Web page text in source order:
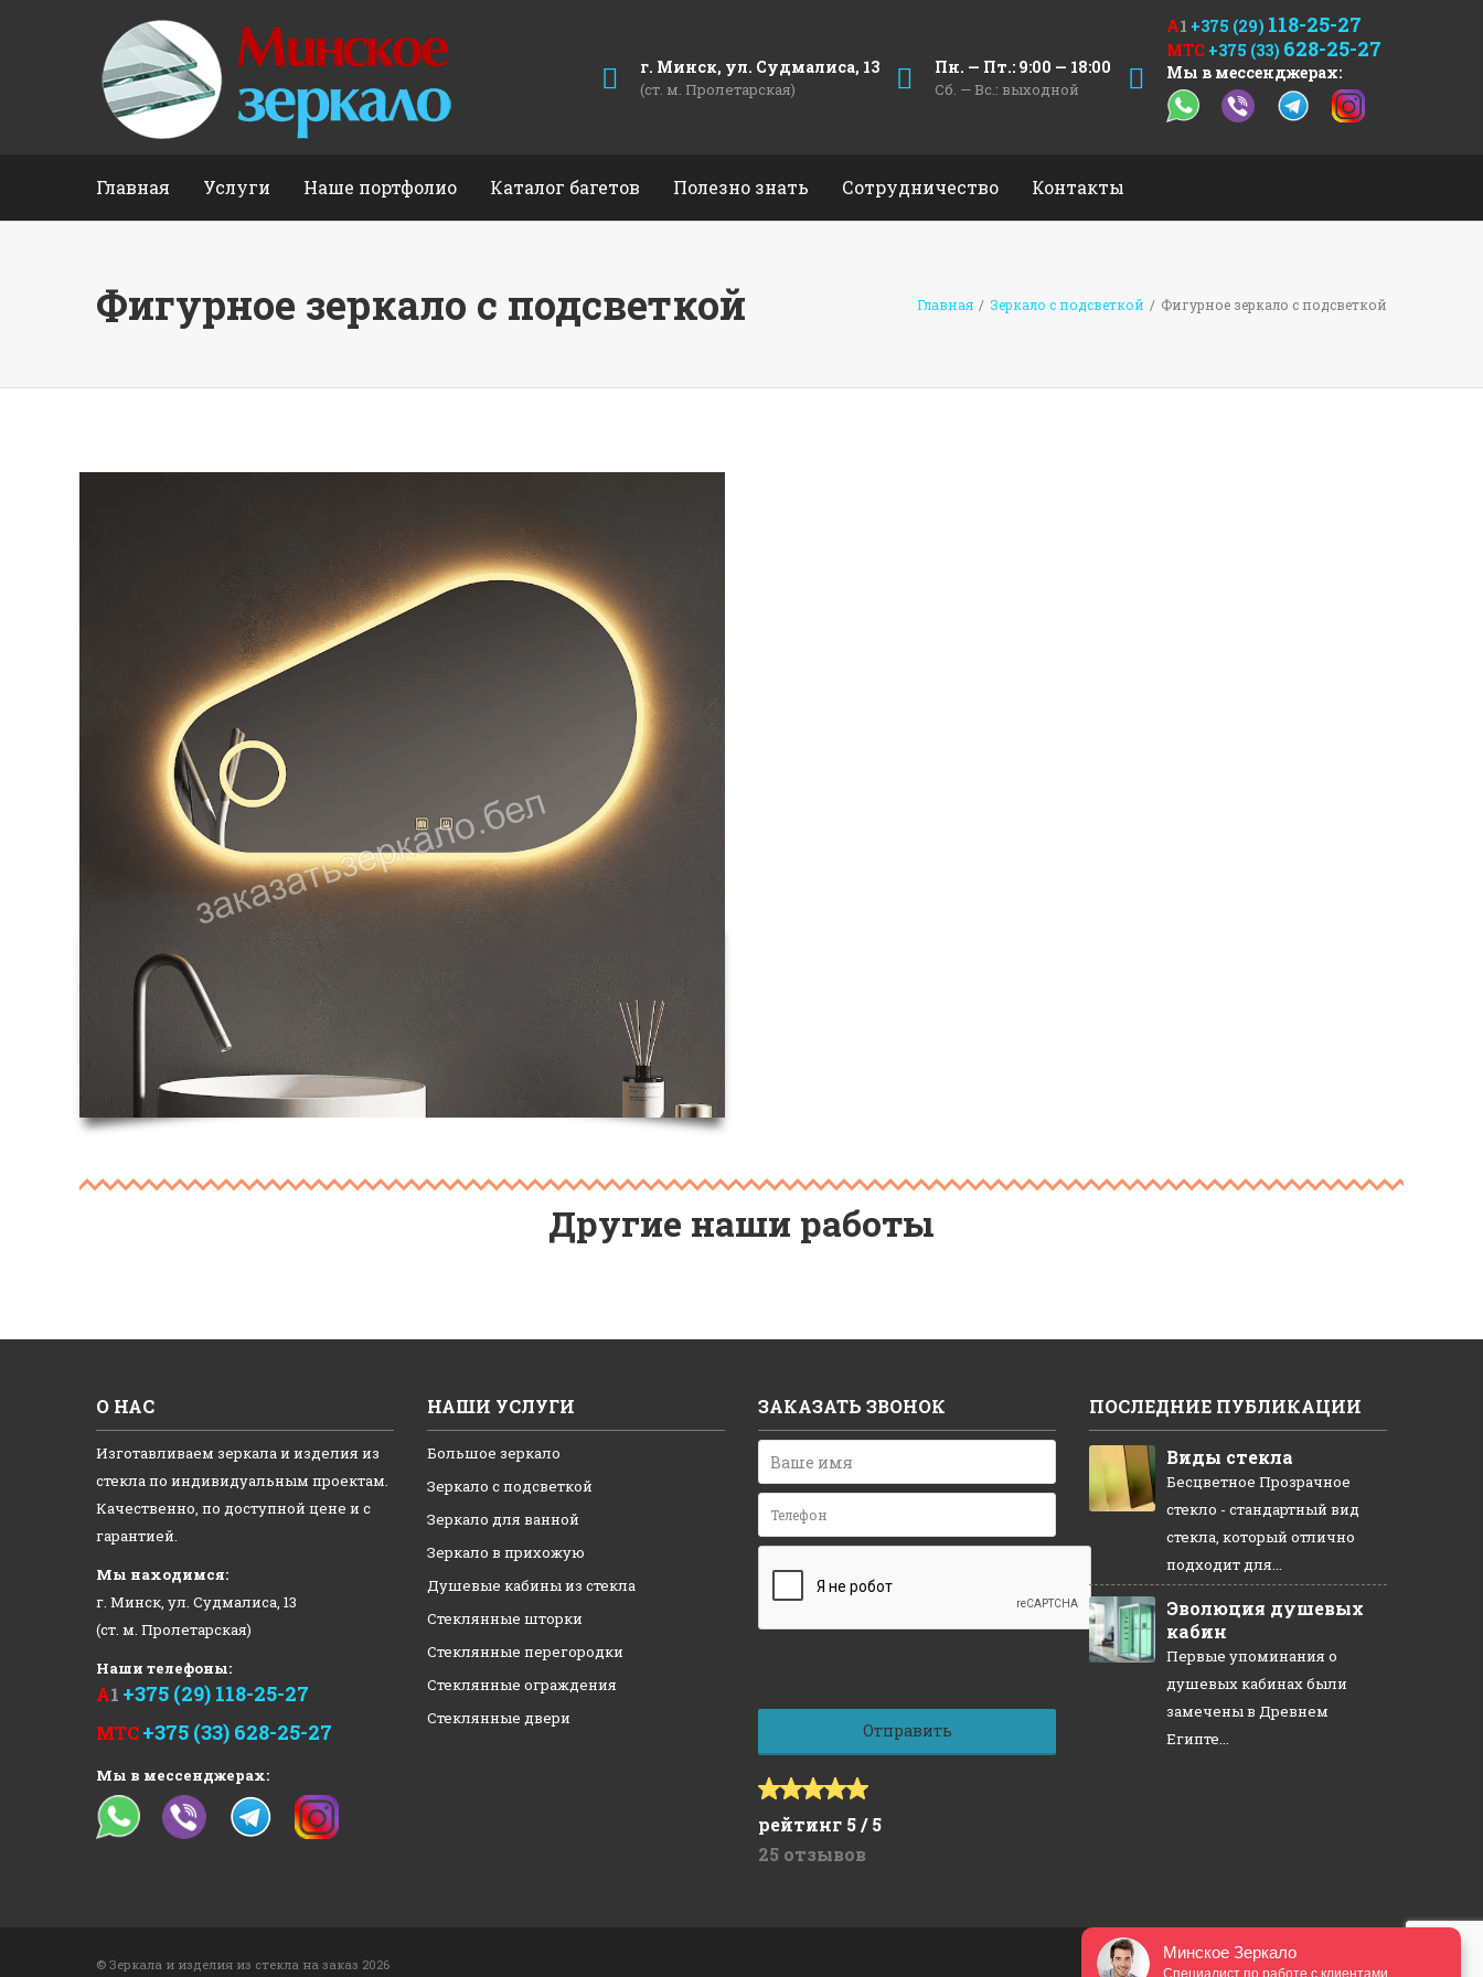
г. Минск, ул. Судмалиса, 13
(ст. м. Пролетарская)
Пн. — Пт.: 9:00 — 18:00
Сб. — Вс.: выходной
А1 +375 (29) 118-25-27
МТС +375 (33) 628-25-27
Мы в мессенджерах:
Главная Услуги Наше портфолио Каталог багетов Полезно знать Сотрудничество Контакты
Фигурное зеркало с подсветкой Главная / Зеркало с подсветкой / Фигурное зеркало с подсветкой
Другие наши работы
О НАС
Изготавливаем зеркала и изделия из
стекла по индивидуальным проектам.
Качественно, по доступной цене и с
гарантией.
Мы находимся:
г. Минск, ул. Судмалиса, 13
(ст. м. Пролетарская)
Наши телефоны:
А1 +375 (29) 118-25-27
МТС+375 (33) 628-25-27
Мы в мессенджерах:
НАШИ УСЛУГИ
Большое зеркало
Зеркало с подсветкой
Зеркало для ванной
Зеркало в прихожую
Душевые кабины из стекла
Стеклянные шторки
Стеклянные перегородки
Стеклянные ограждения
Стеклянные двери
ЗАКАЗАТЬ ЗВОНОК
рейтинг 5 / 5
25 отзывов
ПОСЛЕДНИЕ ПУБЛИКАЦИИ
Виды стекла
Бесцветное Прозрачное
стекло - стандартный вид
стекла, который отлично
подходит для...
Эволюция душевых
кабин
Первые упоминания о
душевых кабинах были
замечены в Древнем
Египте...
© Зеркала и изделия из стекла на заказ 2026
Минское Зеркало
Специалист по работе с клиентами